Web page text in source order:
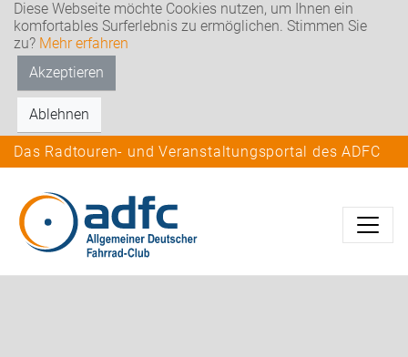
Diese Webseite möchte Cookies nutzen, um Ihnen ein
komfortables Surferlebnis zu ermöglichen. Stimmen Sie
zu? Mehr erfahren
Akzeptieren
Ablehnen
Das Radtouren- und Veranstaltungsportal des ADFC